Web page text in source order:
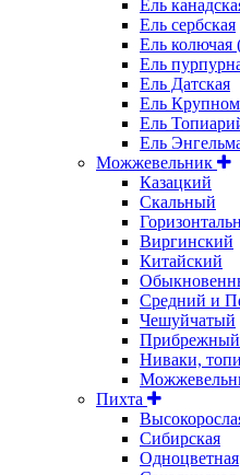
Ель
Ель сербская
Ель колючая
Ель
Ель Датская
Ель
Ель
Ель
Можжевельник
Казацкий
Скальный
Виргинский
Китайский
Средний и
Чешуйчатый
Прибрежный
Ниваки,
Пихта
Сибирская
Одноцветная